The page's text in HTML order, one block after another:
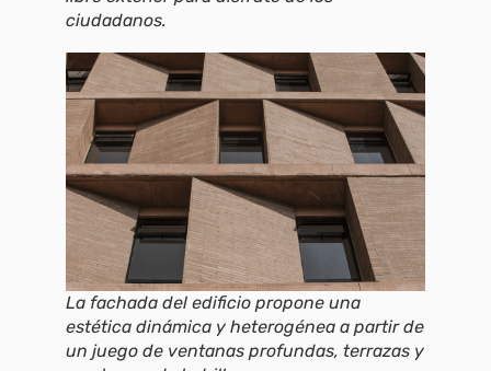
ciudadanos.
La fachada del edificio propone una
estética dinámica y heterogénea a partir de
un juego de ventanas profundas, terrazas y